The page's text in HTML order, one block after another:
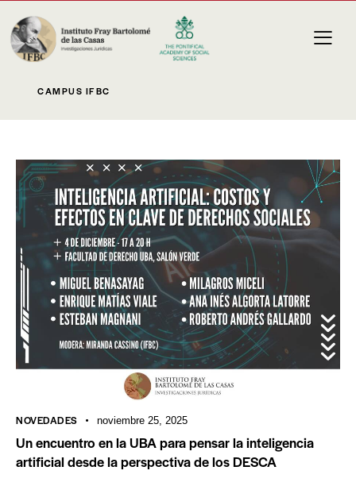
CAMPUS IFBC
NOVEDADES noviembre 25, 2025
Un encuentro en la UBA para pensar la inteligencia
artificial desde la perspectiva de los DESCA